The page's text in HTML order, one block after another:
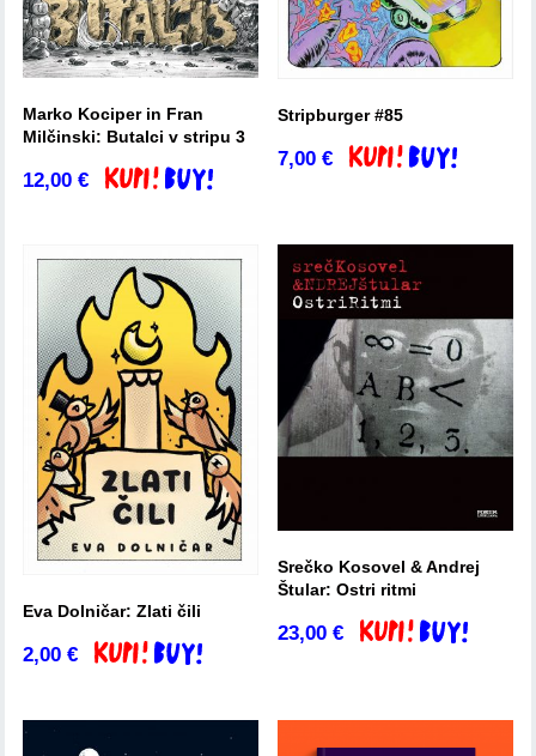
Marko Kociper in Fran
Milčinski: Butalci v stripu 3
12,00€ Dodaj v košarico
Stripburger #85
7,00€ Dodaj v košarico
Eva Dolničar: Zlati čili
2,00€ Dodaj v košarico
Srečko Kosovel & Andrej
Štular: Ostri ritmi
23,00€ Dodaj v košarico